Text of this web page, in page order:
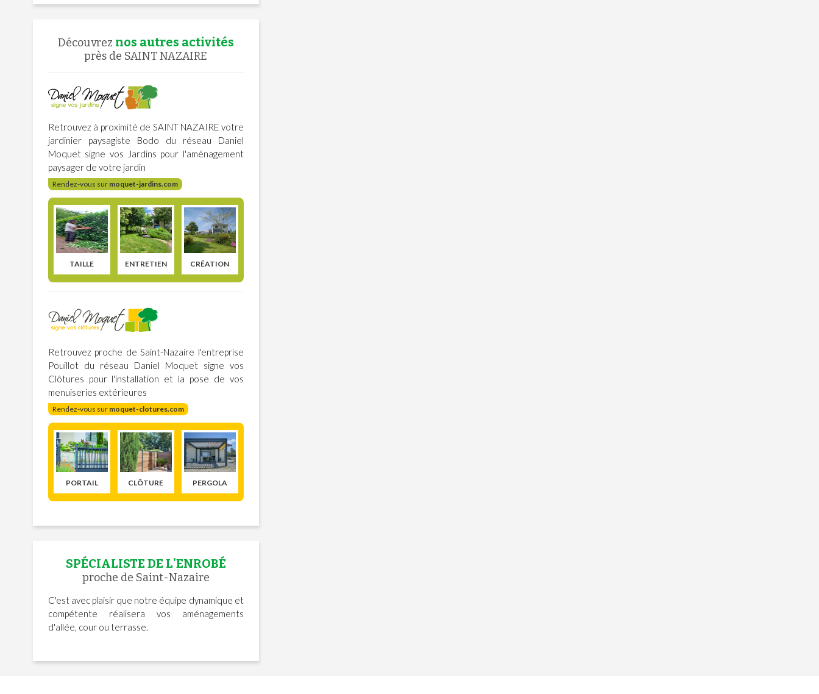
Découvrez nos autres activités
près de SAINT NAZAIRE
Retrouvez à proximité de SAINT NAZAIRE votre
jardinier paysagiste Bodo du réseau Daniel
Moquet signe vos Jardins pour l'aménagement
paysager de votre jardin
Rendez-vous sur moquet-jardins.com
TAILLE ENTRETIEN CRÉATION
Retrouvez proche de Saint-Nazaire l'entreprise
Pouillot du réseau Daniel Moquet signe vos
Clôtures pour l'installation et la pose de vos
menuiseries extérieures
Rendez-vous sur moquet-clotures.com
PORTAIL CLÔTURE PERGOLA
SPÉCIALISTE DE L'ENROBÉ
proche de Saint-Nazaire
C'est avec plaisir que notre équipe dynamique et
compétente réalisera vos aménagements
d'allée, cour ou terrasse.